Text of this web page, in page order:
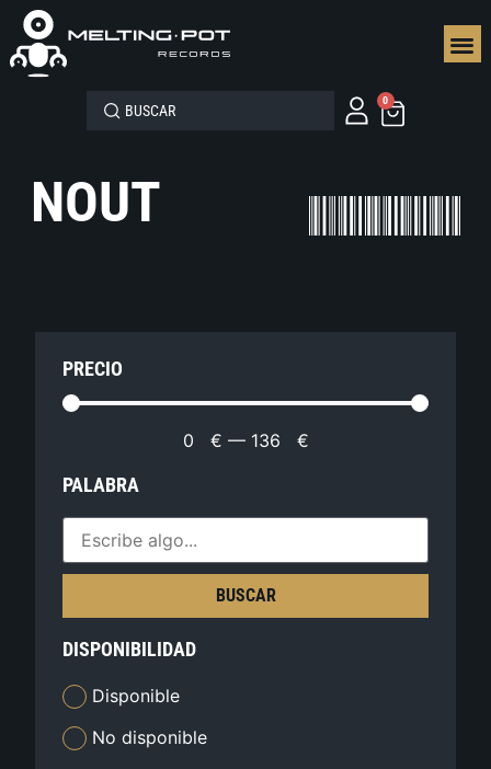
0
NOUT
PRECIO
0 € — 136 €
PALABRA
BUSCAR
DISPONIBILIDAD
Disponible
No disponible